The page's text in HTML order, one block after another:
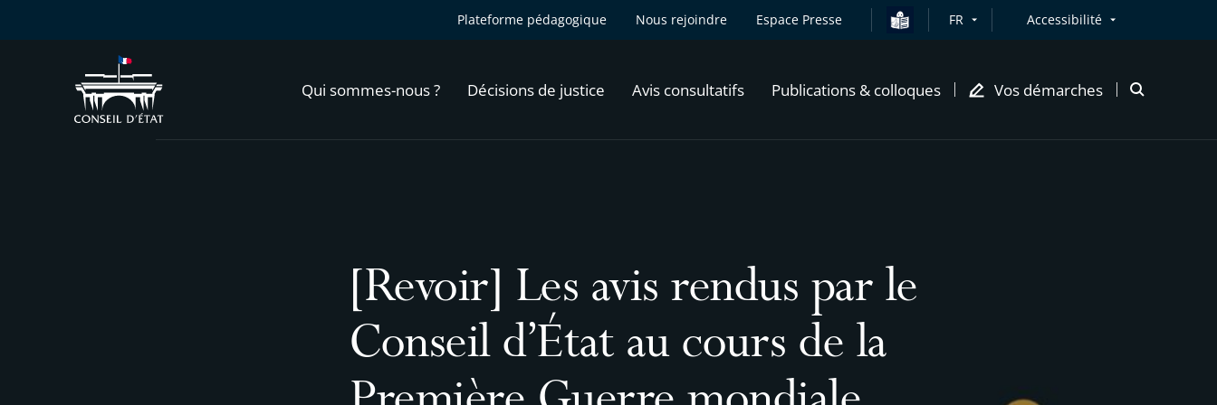
Plateforme pédagogique Nous rejoindre Espace Presse FR Accessibilité
Qui sommes-nous ? Décisions de justice Avis consultatifs Publications & colloques Vos démarches
Ouvrir
[Revoir] Les avis rendus par le
Conseil d’État au cours de la